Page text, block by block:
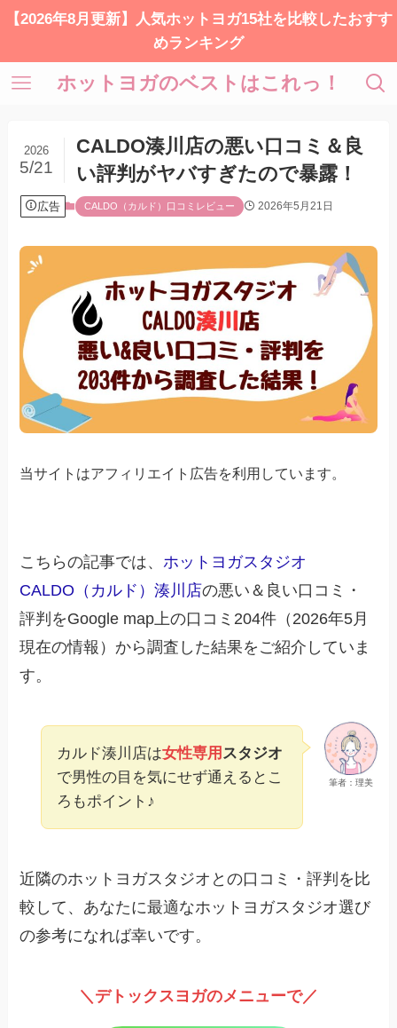
【2026年8月更新】人気ホットヨガ15社を比較したおすす
めランキング
ホットヨガのベストはこれっ！
CALDO湊川店の悪い口コミ＆良
い評判がヤバすぎたので暴露！
2026
5/21
広告 CALDO（カルド）口コミレビュー 2026年5月21日
当サイトはアフィリエイト広告を利用しています。
こちらの記事では、ホットヨガスタジオ
CALDO（カルド）湊川店の悪い＆良い口コミ・
評判をGoogle map上の口コミ204件（2026年5月
現在の情報）から調査した結果をご紹介していま
す。
筆者：理美
カルド湊川店は女性専用 スタジオ
で男性の目を気にせず通えるとこ
ろもポイント♪
近隣のホットヨガスタジオとの口コミ・評判を比
較して、あなたに最適なホットヨガスタジオ選び
の参考になれば幸いです。
＼デトックスヨガのメニューで／